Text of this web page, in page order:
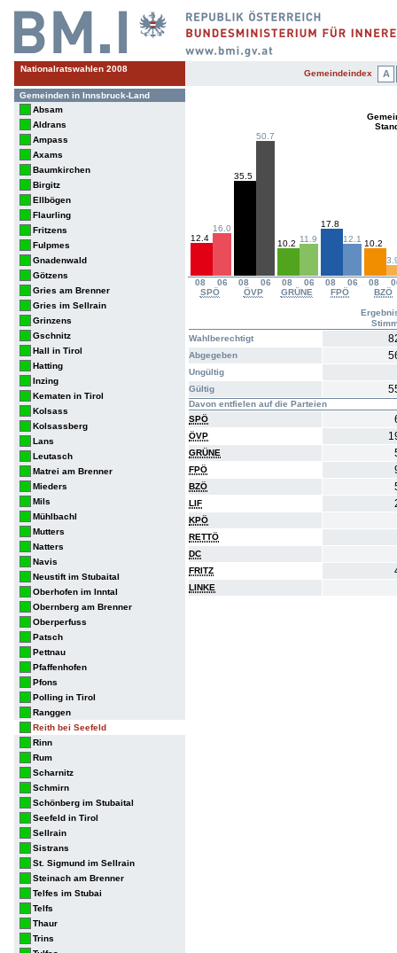
Nationalratswahlen 2008 Gemeindeindex A
Gemeinden in Innsbruck-Land
Absam
Aldrans
Ampass
Axams
Baumkirchen
Birgitz
Ellbögen
Flaurling
Fritzens
Fulpmes
Gnadenwald
Götzens
Gries am Brenner
Gries im Sellrain
Grinzens
Gschnitz
Hall in Tirol
Hatting
Inzing
Kematen in Tirol
Kolsass
Kolsassberg
Lans
Leutasch
Matrei am Brenner
Mieders
Mils
Mühlbachl
Mutters
Natters
Navis
Neustift im Stubaital
Oberhofen im Inntal
Obernberg am Brenner
Oberperfuss
Patsch
Pettnau
Pfaffenhofen
Pfons
Polling in Tirol
Ranggen
Reith bei Seefeld
Rinn
Rum
Scharnitz
Schmirn
Schönberg im Stubaital
Seefeld in Tirol
Sellrain
Sistrans
St. Sigmund im Sellrain
Steinach am Brenner
Telfes im Stubai
Telfs
Thaur
Trins
08 06 08 06 08 06 08 06 08
SPÖ
ÖVP GRÜNE FPÖ BZÖ
12.4
16.0
35.5
50.7
10.2 11.9
17.8
12.1 10.2
Wahlberechtigt
Abgegeben
Ungültig
Gültig
Davon entfielen auf die Parteien
SPÖ
ÖVP
GRÜNE
FPÖ
BZÖ
LIF
KPÖ
RETTÖ
DC
FRITZ
LINKE